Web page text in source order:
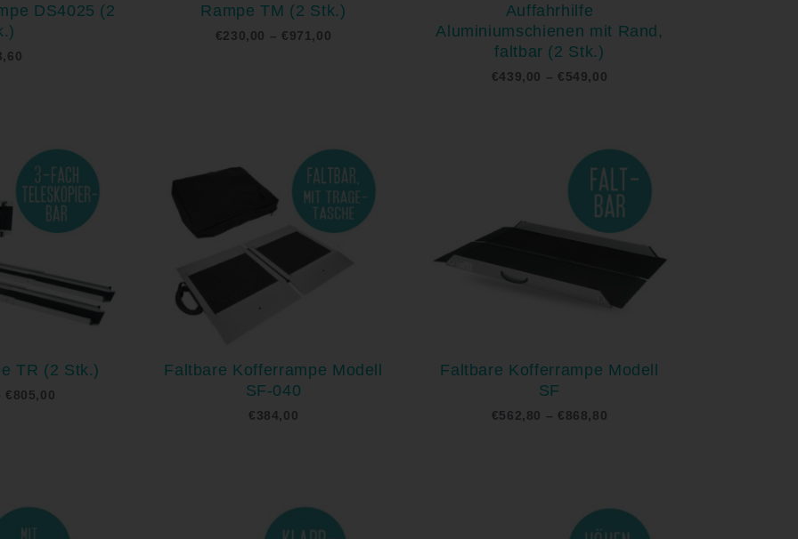
DS4025 (2
Rampe TM (2 Stk.)
€230,00 – €971,00
Auffahrhilfe
Aluminiumschienen mit Rand,
faltbar (2 Stk.)
€439,00 – €549,00
TR (2 Stk.)
€805,00
bis
€805,00
Faltbare Kofferrampe Modell
SF-040
€384,00
Faltbare Kofferrampe Modell
SF
€562,80 – €868,80
bis
€868,80
€689,00
€819,00
bis
€945,00